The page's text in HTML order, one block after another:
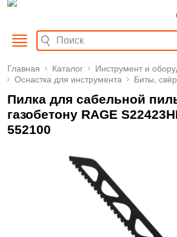
Главная Каталог
Инструмент и
Оснастка для инструмента
Биты,
Пилка для сабельной
газобетону RAGE
552100